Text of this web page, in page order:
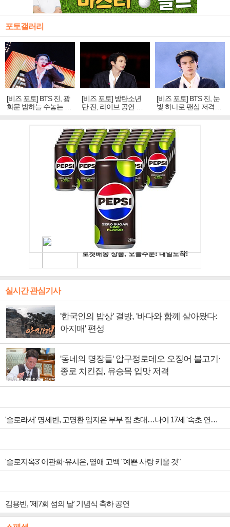
포토갤러리
[비즈 포토] BTS 진, 광
화문 밤하늘 수놓는 '비
주얼 킹'의 열창
[비즈 포토] 방탄소년
단 진, 라이브 공연 중
빛나는 독보적 아우라
[비즈 포토] BTS 진, 눈
빛 하나로 팬심 저격…
독보적 카리스마
실시간 관심기사
'한국인의 밥상' 결방, '바다와 함께 살아왔다:
아지매' 편성
'동네의 명장들' 압구정로데오 오징어 불고기·
종로 치킨집, 유승목 입맛 저격
'솔로라서' 명세빈, 고명환 임지은 부부 집 초대…나이 17세 '속초 연하남' 에피소드 방출
'솔로지옥3' 이관희·유시은, 열애 고백 "예쁜 사랑 키울 것"
김용빈, '제7회 섬의 날' 기념식 축하 공연